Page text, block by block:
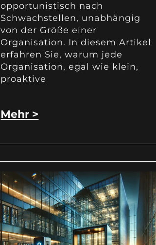
opportunistisch nach
Schwachstellen, unabhängig
von der Größe einer
Organisation. In diesem Artikel
erfahren Sie, warum jede
Organisation, egal wie klein,
proaktive
Mehr >